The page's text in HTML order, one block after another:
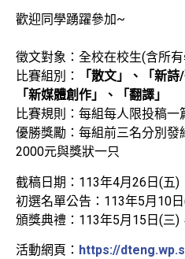
歡迎同學踴躍參加~
徵文對象：全校在校生(含所
比賽組別：
「散文」、「新
「新媒體創作」、「翻譯」
比賽規則：每組每人限投稿一
優勝獎勵：每組前三名分別發
2000元與獎狀一只
截稿日期：113年4月26日(五)
初選名單公告：113年5月10
頒獎典禮：113年5月15日(三)
活動網頁： https://